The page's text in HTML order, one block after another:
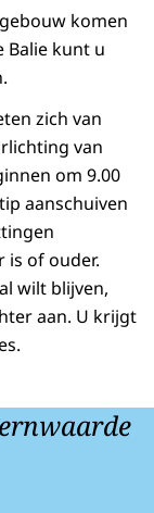
komen
Balie kunt u
zich van
van
om 9.00
aanschuiven
is of ouder.
wilt blijven,
aan. U krijgt